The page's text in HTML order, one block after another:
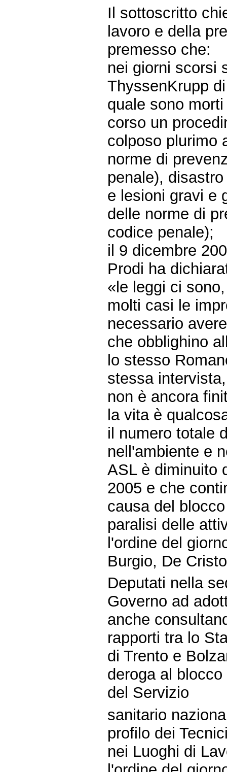
Il sottoscritto
lavoro e della
premesso che:
nei giorni scorsi
ThyssenKrupp
quale sono
corso un
colposo plurimo
norme di
penale),
e lesioni gravi e
delle norme di
codice penale);
il 9 dicembre
Prodi ha
«le leggi ci
molti casi le
necessario
che obblighino
lo stesso
stessa
non è ancora
la vita è
il numero totale
nell'ambiente e
ASL è diminuito
2005 e che
causa del
paralisi delle
l'ordine del
Burgio, De
Deputati nella
Governo ad
anche
rapporti tra lo
di Trento e
deroga al
del Servizio
sanitario
profilo dei
nei Luoghi di